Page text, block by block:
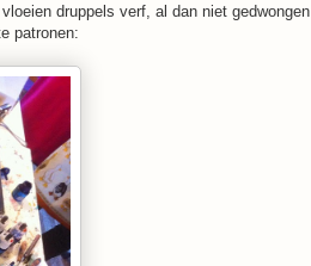
druppels verf, al dan niet gedwongen
patronen: